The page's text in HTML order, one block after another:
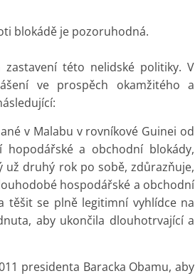
blokádě je pozoruhodná.
této nelidské politiky. V
ve prospěch okamžitého a
v Malabu v rovníkové Guinei od
hopodářské a obchodní blokády,
už druhý rok po sobě, zdůrazňuje,
hospodářské a obchodní
těšit se plně legitimní vyhlídce na
aby ukončila dlouhotrvající a
presidenta Baracka Obamu, aby